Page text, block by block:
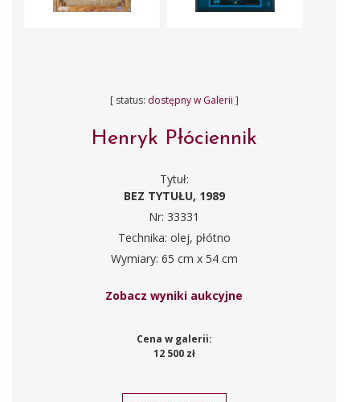
[ status: dostępny w Galerii ]
Henryk Płóciennik
Tytuł:
BEZ TYTUŁU, 1989
Nr: 33331
Technika: olej, płótno
Wymiary: 65 cm x 54 cm
Zobacz wyniki aukcyjne
Cena w galerii:
12 500 zł